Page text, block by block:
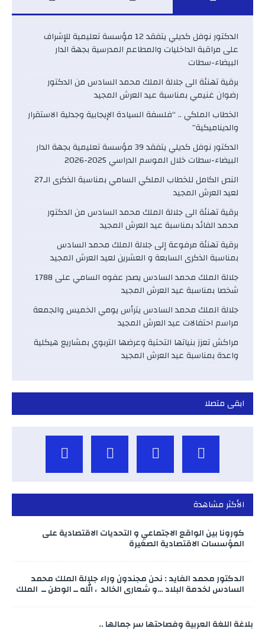
الدكتور نوفل كديلي يتفقد 12 مؤسسة تعليمية للإشراف
على مراقبة الداخليات والمطاعم المدرسية بجهة الدار
البيضاء-سطات
برقية تهنئة الى جلالة الملك محمد السادس من الدكتور
رضوان غنيمي بمناسبة عيد العرش المجيد
الخطاب الملكي .. “فلسفة السيادة الإيجابية وجدلية الاستقرار
والديناميكية”
الدكتور نوفل كديلي يتفقد 39 مؤسسة تعليمية بجهة الدار
البيضاء-سطات خلال الموسم الدراسي 2025-2026
النص الكامل للخطاب الملكي السامي بمناسبة الذكرى الـ27
لعيد العرش المجيد
برقية تهنئة الى جلالة الملك محمد السادس من الدكتور
محمد الفائد بمناسبة عيد العرش المجيد
برقية تهنئة مرفوعة إلى جلالة الملك محمد السادس
بمناسبة الذكرى السابعة و العشرين لعيد العرش المجيد
جلالة الملك محمد السادس يصدر عفوه السامي على 1788
شخصا بمناسبة عيد العرش المجيد
جلالة الملك محمد السادس يترأس يومي الخميس والجمعة
مراسم احتفالات عيد العرش المجيد
مراكش تعزز بنياتها التحتية وعرضها التربوي بمشاريع هيكلية
واعدة بمناسبة عيد العرش المجيد
ابقى متصلا
الأكثر مشاهدة
كورونا بين الواقع الاجتماعي و التحديات الاقتصادية على
المؤسسات الاقتصادية الصغيرة
الدكتور محمد الفايد : نحن مجندون وراء جلالة الملك محمد
السادس لخدمة البلاد …و شعاري الخالد ، الله ــ الوطن ــ الملك
بلاغة اللغة العربية وفصاحتها سر جمالها ..